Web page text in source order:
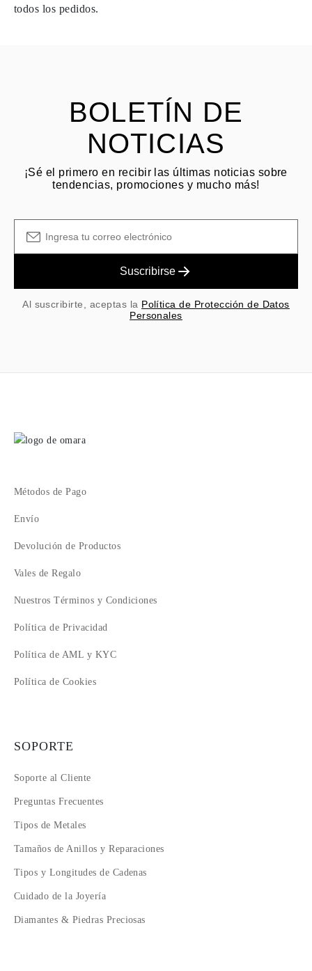
todos los pedidos.
BOLETÍN DE
NOTICIAS
¡Sé el primero en recibir las últimas noticias sobre
tendencias, promociones y mucho más!
Suscribirse
Al suscribirte, aceptas la Política de Protección de Datos
Personales
Métodos de Pago
Envío
Devolución de Productos
Vales de Regalo
Nuestros Términos y Condiciones
Política de Privacidad
Política de AML y KYC
Política de Cookies
SOPORTE
Soporte al Cliente
Preguntas Frecuentes
Tipos de Metales
Tamaños de Anillos y Reparaciones
Tipos y Longitudes de Cadenas
Cuidado de la Joyería
Diamantes & Piedras Preciosas